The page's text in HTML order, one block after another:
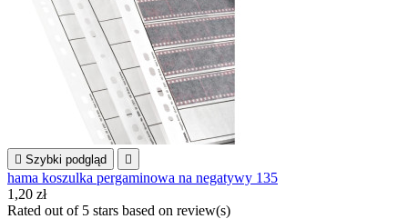
 Szybki podgląd 
hama koszulka pergaminowa na negatywy 135
1,20 zł
Rated out of 5 stars based on review(s)